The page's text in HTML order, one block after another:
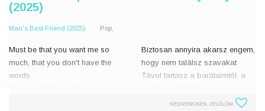
(2025)
Man's Best Friend (2025) Pop,
Must be that you want me so
much, that you don't have the
words
Biztosan annyira akarsz engem,
hogy nem találsz szavakat
Távol tartasz a barátaimtól, a
a sok furcsaságod közül
KEDVENCNEK JELÖLÖM